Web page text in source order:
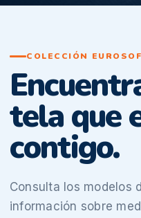
COLECCIÓN
tela que
contigo.
Consulta los modelos
información sobre